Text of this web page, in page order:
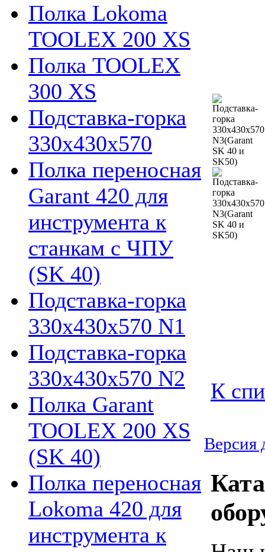
Полка Lokoma
TOOLEX 200 XS
Полка TOOLEX
300 XS
Подставка-горка
330х430х570
Полка переносная
Garant 420 для
инструмента к
станкам с ЧПУ
(SK 40)
Подставка-горка
330х430х570 N1
Подставка-горка
330х430х570 N2
Полка Garant
TOOLEX 200 XS
(SK 40)
Полка переносная
Lokoma 420 для
инструмента к
К
Версия